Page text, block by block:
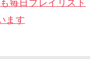
毎日プレイリスト
ます